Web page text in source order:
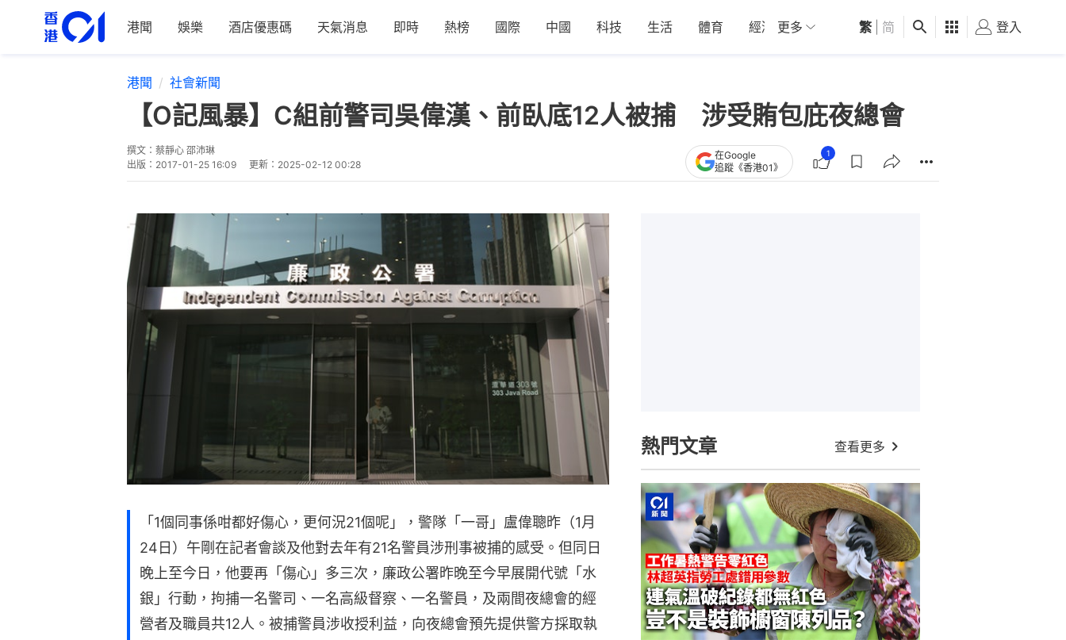
港聞 娛樂 酒店優惠碼 天氣消息 即時 熱榜 國際 中國 科技 生活 體育 經濟 01深圳 觀點 健康 好食玩飛
更多 繁 简 登入
港聞 社會新聞
【O記風暴】C組前警司吳偉漢、前臥底12人被捕 涉受賄包庇夜總會
撰文： 蔡靜心 邵沛琳
出版： 2017-01-25 16:09 更新： 2025-02-12 00:28
在Google
追蹤《香港01》
1
「1個同事係咁都好傷心，更何況21個呢」，警隊「一哥」盧偉聰昨（1月
24日）午剛在記者會談及他對去年有21名警員涉刑事被捕的感受。但同日
晚上至今日，他要再「傷心」多三次，廉政公署昨晚至今早展開代號「水
銀」行動，拘捕一名警司、一名高級督察、一名警員，及兩間夜總會的經
營者及職員共12人。被捕警員涉收授利益，向夜總會預先提供警方採取執
熱門文章 查看更多